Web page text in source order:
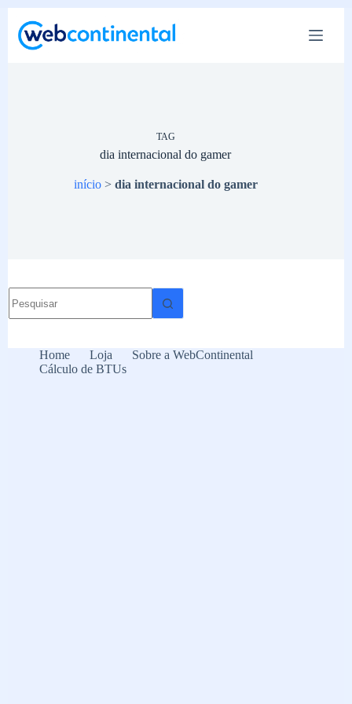
para
TAG
dia internacional do gamer
início> dia internacional do gamer
resultados
Home Loja
Sobre a WebContinental
Cálculo de BTUs